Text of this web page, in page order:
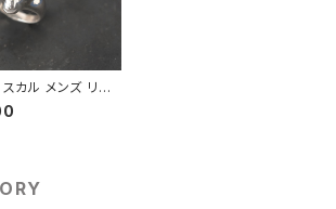
カル メンズ リン
925